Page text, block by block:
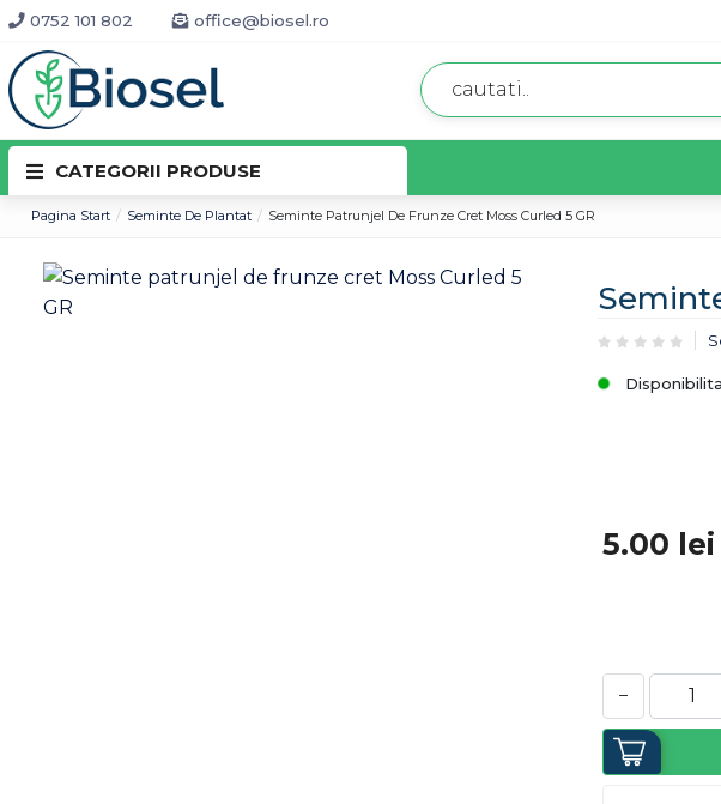
0752 101 802 office@biosel.ro
CATEGORII PRODUSE
Pagina Start Seminte De Plantat Seminte Patrunjel De Frunze Cret Moss Curled 5 GR
5.00 lei
−